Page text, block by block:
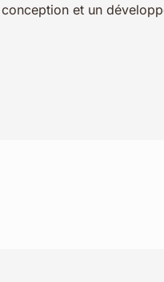
et un